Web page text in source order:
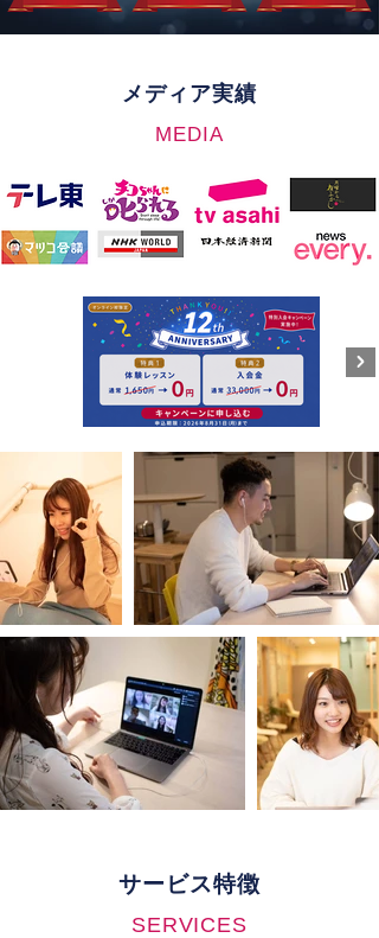
メディア実績
MEDIA
サービス特徴
SERVICES